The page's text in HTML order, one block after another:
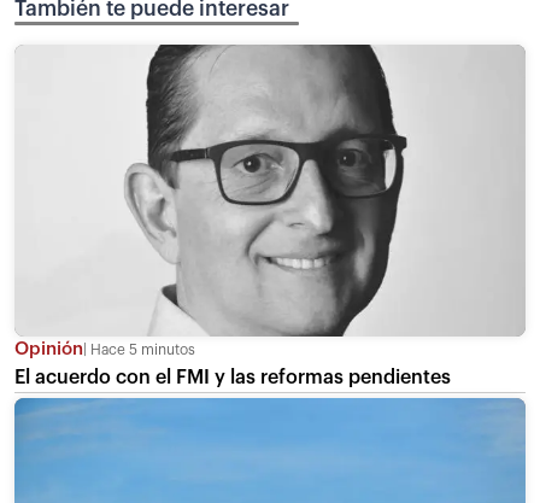
También te puede interesar
Opinión Hace 5 minutos
El acuerdo con el FMI y las reformas pendientes